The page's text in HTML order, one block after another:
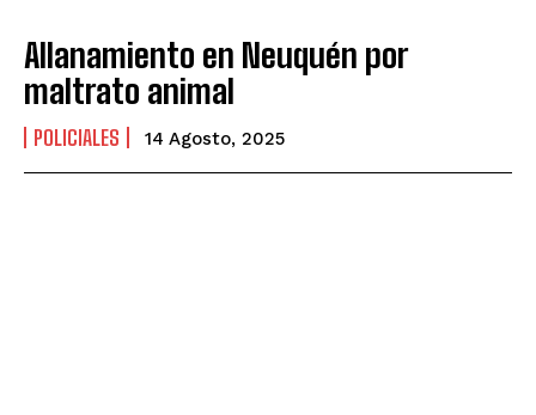
Allanamiento en Neuquén por
maltrato animal
POLICIALES 14 Agosto, 2025